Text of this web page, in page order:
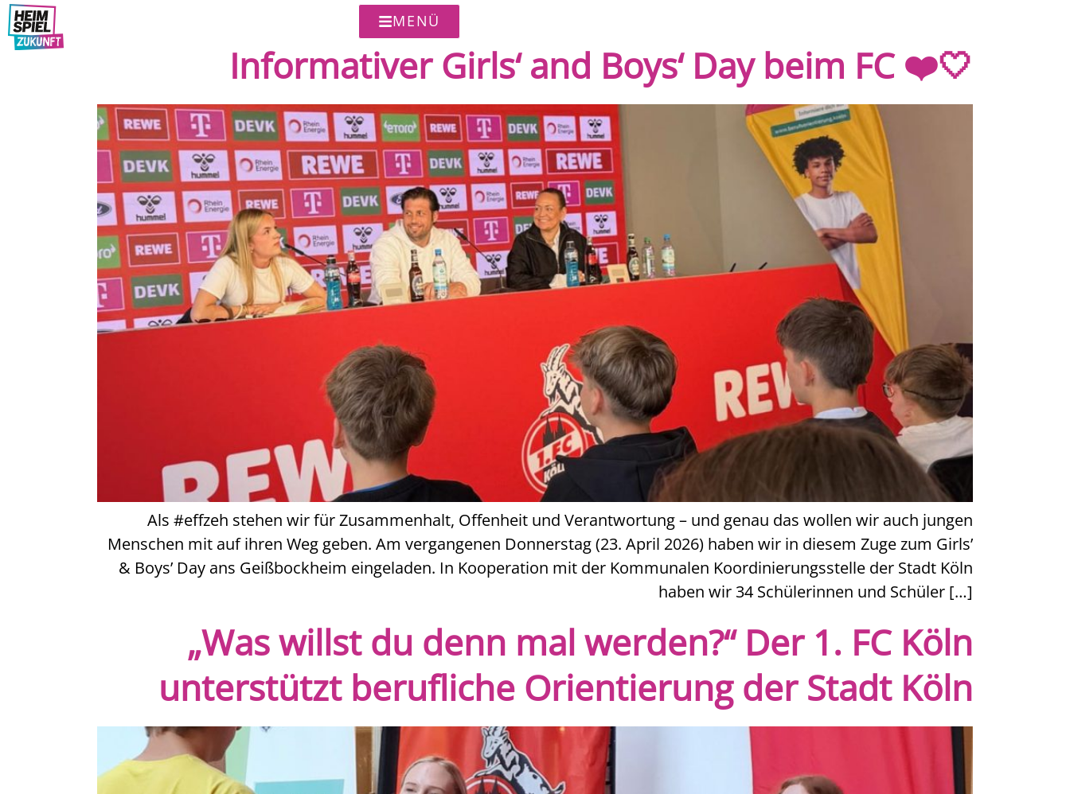
content
MENÜ
Informativer Girls‘ and Boys‘ Day beim FC ❤️🤍
Als #effzeh stehen wir für Zusammenhalt, Offenheit und Verantwortung – und genau das wollen wir auch jungen
Menschen mit auf ihren Weg geben. Am vergangenen Donnerstag (23. April 2026) haben wir in diesem Zuge zum Girls’
& Boys’ Day ans Geißbockheim eingeladen. In Kooperation mit der Kommunalen Koordinierungsstelle der Stadt Köln
haben wir 34 Schülerinnen und Schüler […]
„Was willst du denn mal werden?“ Der 1. FC Köln
unterstützt berufliche Orientierung der Stadt Köln